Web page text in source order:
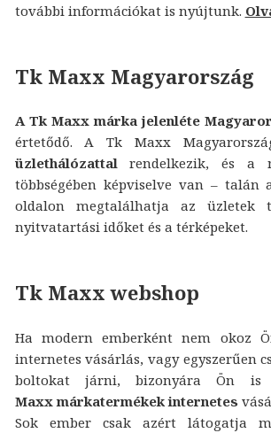
további információkat is nyújtunk.
Tk Maxx Magyarország
A Tk Maxx márka jelenléte
értetődő. A Tk Maxx
üzlethálózattalrendelkezik, és a
többségében képviselve van – talán
oldalon megtalálhatja az üzletek
nyitvatartási időket és a térképeket.
Tk Maxx webshop
Ha modern emberként nem okoz
internetes vásárlás, vagy egyszerűen
boltokat járni, bizonyára Ön
Maxx márkatermékek internetes
Sok ember csak azért látogatja